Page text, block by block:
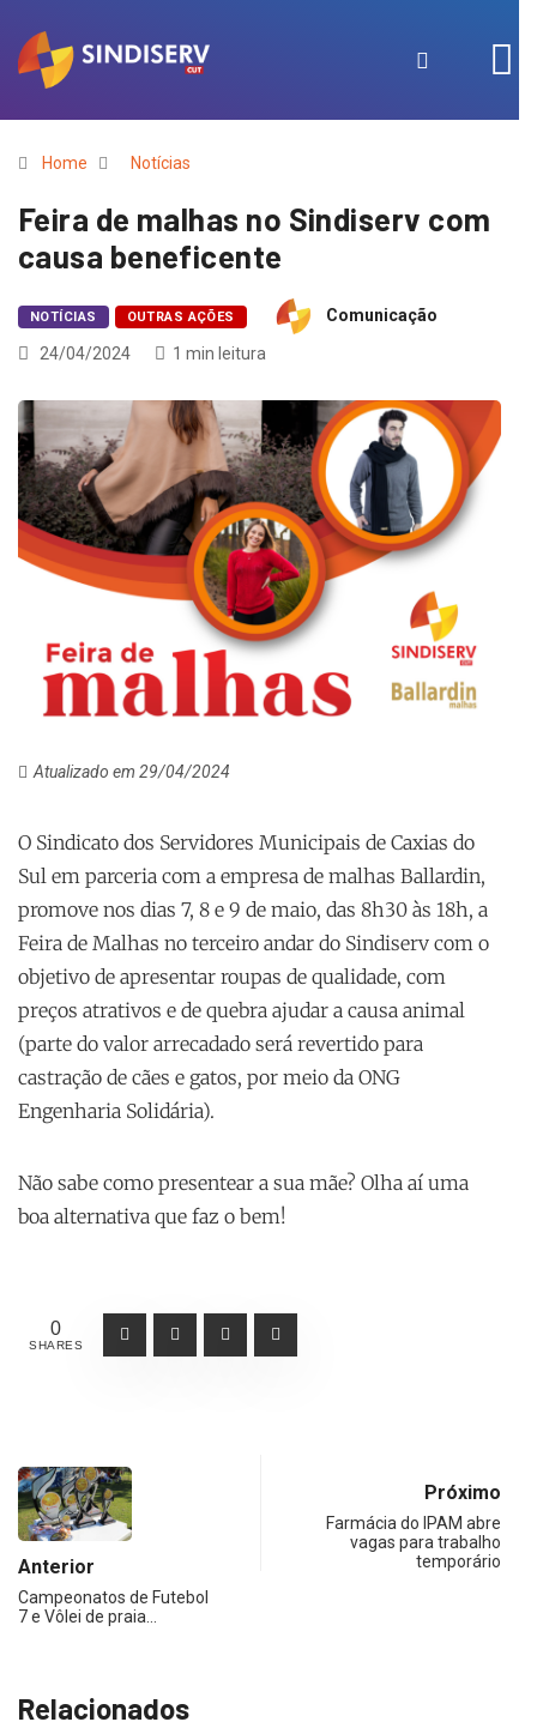
Home Notícias
Feira de malhas no Sindiserv com
causa beneficente
NOTÍCIAS OUTRAS AÇÕES
Comunicação
24/04/2024
1 min leitura
Atualizado em 29/04/2024
O Sindicato dos Servidores Municipais de Caxias do
Sul em parceria com a empresa de malhas Ballardin,
promove nos dias 7, 8 e 9 de maio, das 8h30 às 18h, a
Feira de Malhas no terceiro andar do Sindiserv com o
objetivo de apresentar roupas de qualidade, com
preços atrativos e de quebra ajudar a causa animal
(parte do valor arrecadado será revertido para
castração de cães e gatos, por meio da ONG
Engenharia Solidária).
Não sabe como presentear a sua mãe? Olha aí uma
boa alternativa que faz o bem!
0
SHARES
Anterior
Campeonatos de Futebol
7 e Vôlei de praia…
Próximo
Farmácia do IPAM abre
vagas para trabalho
temporário
Relacionados